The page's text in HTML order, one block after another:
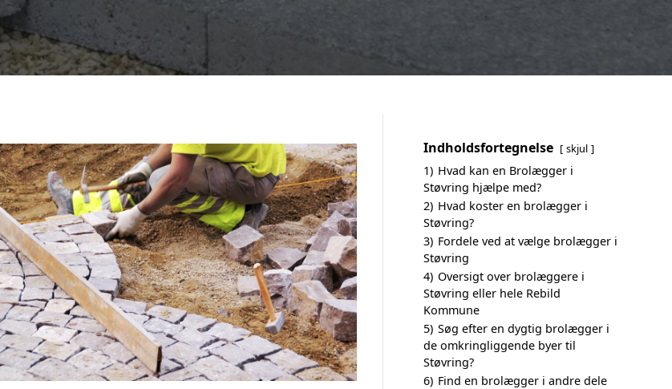
Indholdsfortegnelse skjul
1) Hvad kan en Brolægger i
Støvring hjælpe med?
2) Hvad koster en brolægger i
Støvring?
3) Fordele ved at vælge brolægger i
Støvring
4) Oversigt over brolæggere i
Støvring eller hele Rebild
Kommune
5) Søg efter en dygtig brolægger i
de omkringliggende byer til
Støvring?
6) Find en brolægger i andre dele